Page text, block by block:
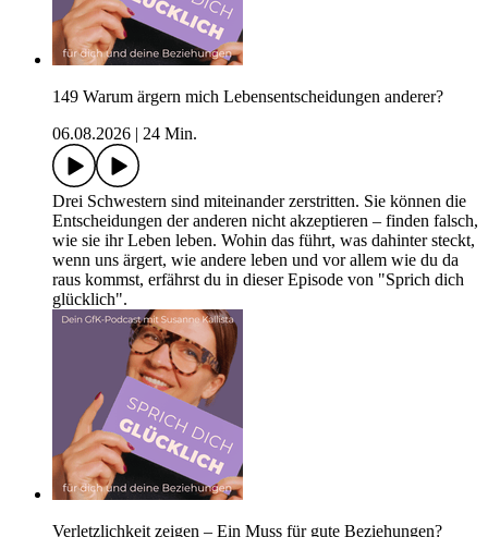
149 Warum ärgern mich Lebensentscheidungen anderer?
06.08.2026
24 Min.
Drei Schwestern sind miteinander zerstritten. Sie können die
Entscheidungen der anderen nicht akzeptieren – finden falsch,
wie sie ihr Leben leben. Wohin das führt, was dahinter steckt,
wenn uns ärgert, wie andere leben und vor allem wie du da
raus kommst, erfährst du in dieser Episode von "Sprich dich
glücklich".
Verletzlichkeit zeigen – Ein Muss für gute Beziehungen?